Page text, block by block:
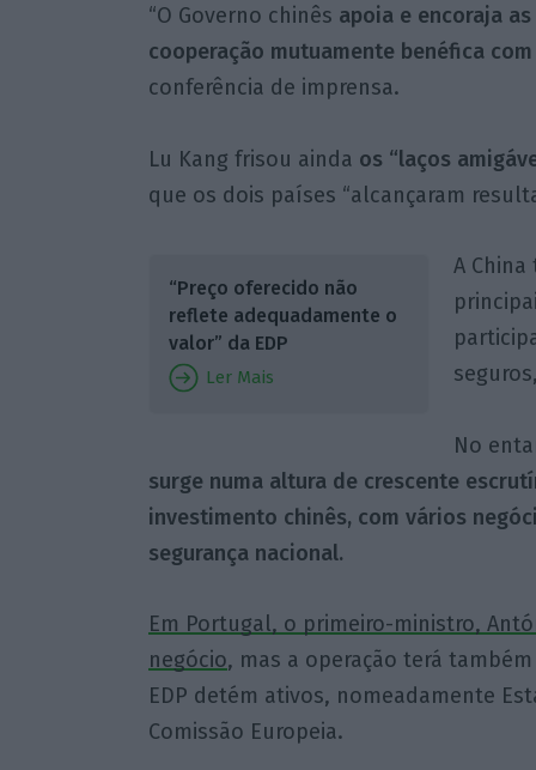
“O Governo chinês apoia e encoraja
cooperação mutuamente benéfica
conferência de imprensa.
Lu Kang frisou ainda os “laços
que os dois países “alcançaram
“Preço oferecido não
reflete adequadamente o
valor” da EDP
Ler Mais
A
No
surge numa altura de crescente
investimento chinês, com vários
segurança nacional.
Em Portugal, o primeiro-ministro,
negócio, mas a operação terá
EDP detém ativos, nomeadamente
Comissão Europeia.